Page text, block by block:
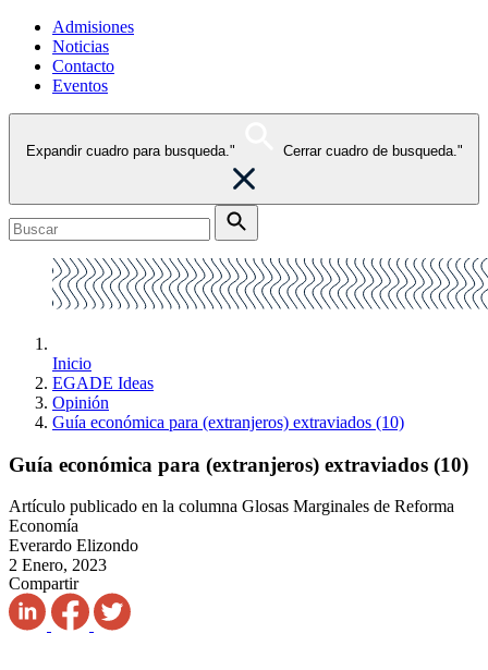
Admisiones
Noticias
Contacto
Eventos
Expandir cuadro para busqueda." Cerrar cuadro de busqueda."
Inicio
EGADE Ideas
Opinión
Guía económica para (extranjeros) extraviados (10)
Guía económica para (extranjeros) extraviados (10)
Artículo publicado en la columna Glosas Marginales de Reforma
Economía
Everardo Elizondo
2 Enero, 2023
Compartir